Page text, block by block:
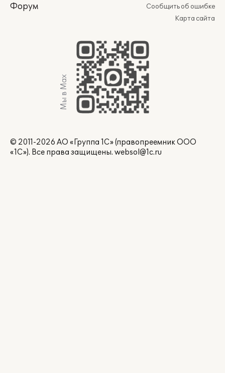
Форум
Сообщить об ошибке
Карта сайта
Мы в Max
© 2011-2026 АО «Группа 1С» (правопреемник ООО
«1С»). Все права защищены. websol@1c.ru